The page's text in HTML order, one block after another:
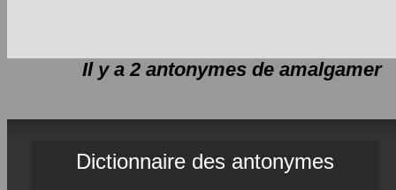
Il y a 2 antonymes de amalgamer
Dictionnaire des antonymes